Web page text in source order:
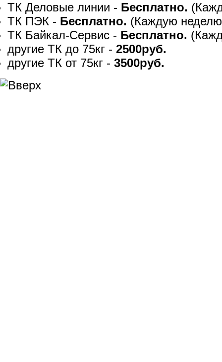
ТК Деловые линии - Бесплатно.
ТК ПЭК - Бесплатно. (Каждую
ТК Байкал-Сервис - Бесплатно.
другие ТК до 75кг - 2500руб.
другие ТК от 75кг - 3500руб.